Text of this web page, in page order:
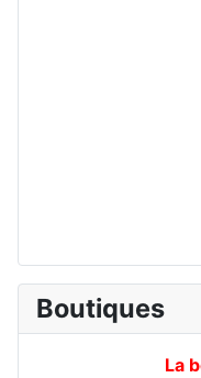
Boutiques
La